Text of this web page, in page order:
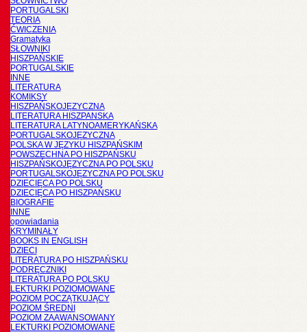
PORTUGALSKI
TEORIA
ĆWICZENIA
Gramatyka
SŁOWNIKI
HISZPAŃSKIE
PORTUGALSKIE
INNE
LITERATURA
KOMIKSY
HISZPAŃSKOJĘZYCZNA
LITERATURA HISZPANSKA
LITERATURA LATYNOAMERYKAŃSKA
PORTUGALSKOJĘZYCZNA
POLSKA W JĘZYKU HISZPAŃSKIM
POWSZECHNA PO HISZPAŃSKU
HISZPAŃSKOJĘZYCZNA PO POLSKU
PORTUGALSKOJĘZYCZNA PO POLSKU
DZIECIĘCA PO POLSKU
DZIECIĘCA PO HISZPAŃSKU
BIOGRAFIE
INNE
opowiadania
KRYMINAŁY
BOOKS IN ENGLISH
DZIECI
LITERATURA PO HISZPAŃSKU
PODRĘCZNIKI
LITERATURA PO POLSKU
LEKTURKI POZIOMOWANE
POZIOM POCZĄTKUJĄCY
POZIOM ŚREDNI
POZIOM ZAAWANSOWANY
LEKTURKI POZIOMOWANE